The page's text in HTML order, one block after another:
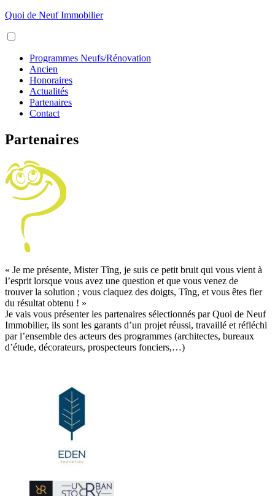
Aller
contenu
Quoi de Neuf Immobilier
Programmes Neufs/Rénovation
Ancien
Honoraires
Actualités
Partenaires
Contact
Partenaires
« Je me présente, Mister Tîng, je suis ce petit bruit qui vous vient à
l’esprit lorsque vous avez une question et que vous venez de
trouver la solution ; vous claquez des doigts, Tîng, et vous êtes fier
du résultat obtenu ! »
Je vais vous présenter les partenaires sélectionnés par Quoi de Neuf
Immobilier, ils sont les garants d’un projet réussi, travaillé et réfléchi
par l’ensemble des acteurs des programmes (architectes, bureaux
d’étude, décorateurs, prospecteurs fonciers,…)